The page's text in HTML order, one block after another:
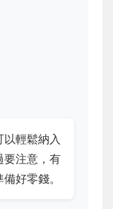
輕鬆納入
要注意，有
好零錢。